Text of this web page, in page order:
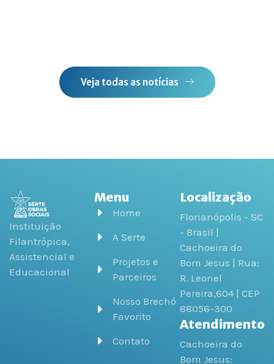
Veja todas as notícias
Instituição
Filantrópica,
Assistencial e
Educacional
Menu
Home
A Serte
Projetos e
Parceiros
Nosso Brechó
Favorito
Contato
Localização
Florianópolis - SC
- Brasil |
Cachoeira do
Bom Jesus | Rua:
R. Leonel
Pereira,604 | CEP
88056-300
Atendimento
Cachoeira do
Bom Jesus: